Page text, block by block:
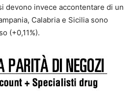
devono invece accontentare di un
Calabria e Sicilia sono
(+0,11%).